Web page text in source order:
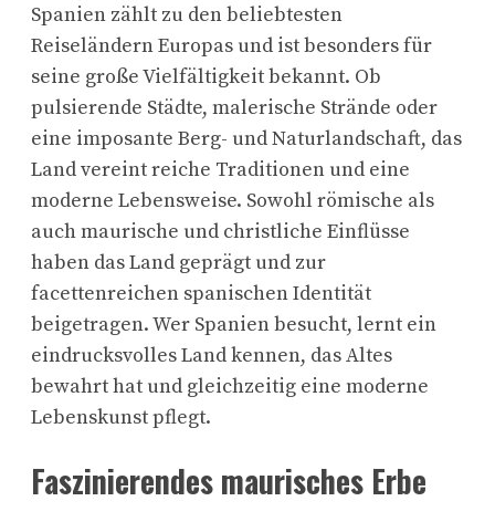
Spanien zählt zu den beliebtesten
Reiseländern Europas und ist besonders für
seine große Vielfältigkeit bekannt. Ob
pulsierende Städte, malerische Strände oder
eine imposante Berg- und Naturlandschaft, das
Land vereint reiche Traditionen und eine
moderne Lebensweise. Sowohl römische als
auch maurische und christliche Einflüsse
haben das Land geprägt und zur
facettenreichen spanischen Identität
beigetragen. Wer Spanien besucht, lernt ein
eindrucksvolles Land kennen, das Altes
bewahrt hat und gleichzeitig eine moderne
Lebenskunst pflegt.
Faszinierendes maurisches Erbe